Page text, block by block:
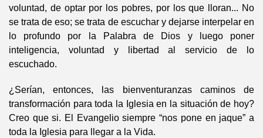
voluntad, de optar por los pobres, por los que lloran... No
se trata de eso; se trata de escuchar y dejarse interpelar en
lo profundo por la Palabra de Dios y luego poner
inteligencia, voluntad y libertad al servicio de lo
escuchado.
¿Serían, entonces, las bienventuranzas caminos de
transformación para toda la Iglesia en la situación de hoy?
Creo que si. El Evangelio siempre “nos pone en jaque” a
toda la Iglesia para llegar a la Vida.